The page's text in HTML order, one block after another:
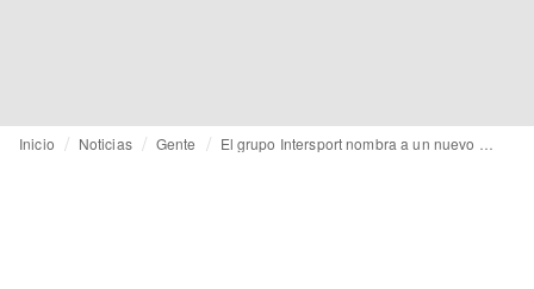
Inicio Noticias Gente